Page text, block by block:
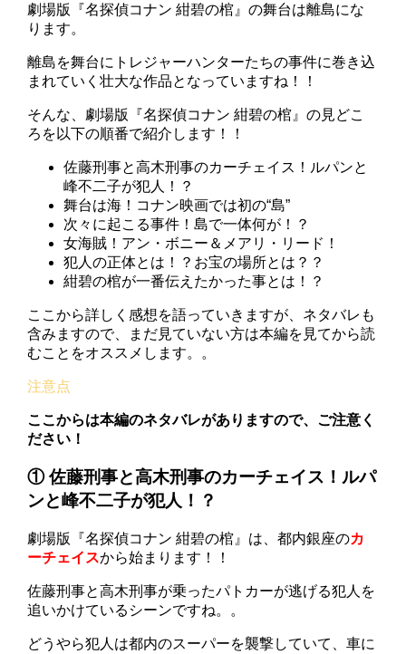
劇場版『名探偵コナン 紺碧の棺』の舞台は離島にな
ります。
離島を舞台にトレジャーハンターたちの事件に巻き込
まれていく壮大な作品となっていますね！！
そんな、劇場版『名探偵コナン 紺碧の棺』の見どこ
ろを以下の順番で紹介します！！
佐藤刑事と高木刑事のカーチェイス！ルパンと
峰不二子が犯人！？
舞台は海！コナン映画では初の“島”
次々に起こる事件！島で一体何が！？
女海賊！アン・ボニー＆メアリ・リード！
犯人の正体とは！？お宝の場所とは？？
紺碧の棺が一番伝えたかった事とは！？
ここから詳しく感想を語っていきますが、ネタバレも
含みますので、まだ見ていない方は本編を見てから読
むことをオススメします。。
ここからは本編のネタバレがありますので、ご注意く
ださい！
① 佐藤刑事と高木刑事のカーチェイス！ルパ
ンと峰不二子が犯人！？
劇場版『名探偵コナン 紺碧の棺』は、都内銀座のカ
ーチェイスから始まります！！
佐藤刑事と高木刑事が乗ったパトカーが逃げる犯人を
追いかけているシーンですね。。
どうやら犯人は都内のスーパーを襲撃していて、車に